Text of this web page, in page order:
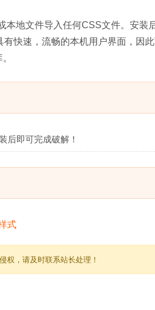
本地文件导入任何CSS文件。安装
快速，流畅的本机用户界面，因
后即可完成破解！
权，请及时联系站长处理！